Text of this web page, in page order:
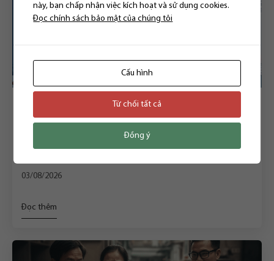
THỜI HIỆU KHỞI KIỆN CHIA DI SẢN THỪA KẾ: KHI MỘT
03/08/2026
Đọc thêm
này, bạn chấp nhận việc kích hoạt và sử dụng cookies.
Đọc chính sách bảo mật của chúng tôi
Cấu hình
Từ chối tất cả
Đồng ý